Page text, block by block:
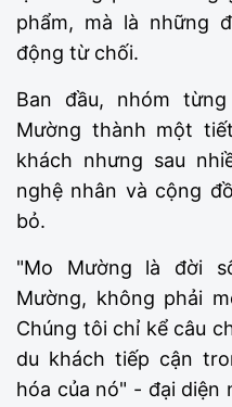
phẩm, mà là những
động từ chối.
Ban đầu, nhóm
Mường thành một
khách nhưng sau
nghệ nhân và cộng
bỏ.
"Mo Mường là đời
Mường, không phải
Chúng tôi chỉ kể câu
du khách tiếp cận
hóa của nó" - đại diện